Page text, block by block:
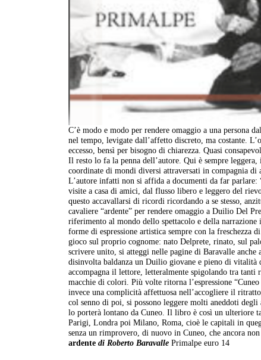
C’è modo e modo per rendere omaggio a una persona
nel tempo, levigate dall’affetto discreto, ma costante.
eccesso, bensì per bisogno di chiarezza. Quasi
Il resto lo fa la penna dell’autore. Qui è sempre
coordinate di mondi diversi attraversati in compagnia
L’autore infatti non si affida a documenti da far
visite a casa di amici, dal flusso libero e leggero del
questo accavallarsi di ricordi ricordando a se stesso,
cavaliere “ardente” per rendere omaggio a Duilio Del
riferimento al mondo dello spettacolo e della
forme di espressione artistica sempre con la freschezza
gioco sul proprio cognome: nato Delprete, rinato, sul
scrivere unito, si atteggi nelle pagine di Baravalle
disinvolta baldanza un Duilio giovane e pieno di
accompagna il lettore, letteralmente spigolando tra
macchie di colori. Più volte ritorna l’espressione
invece una complicità affettuosa nell’accogliere il
col senno di poi, si possono leggere molti aneddoti
lo porterà lontano da Cuneo. Il libro è così un ulteriore
Parigi, Londra poi Milano, Roma, cioè le capitali in
senza un rimprovero, di nuovo in Cuneo, che ancora
ardente di Roberto Baravalle Primalpe euro 14